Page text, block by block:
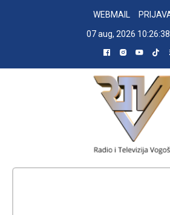
WEBMAIL
07 aug, 2026